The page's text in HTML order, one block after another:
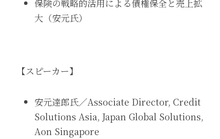
保険の戦略的活用による債権保全と売上拡
大（安元氏）
【スピーカー】
安元達郎氏／Associate Director, Credit
Solutions Asia, Japan Global Solutions,
Aon Singapore